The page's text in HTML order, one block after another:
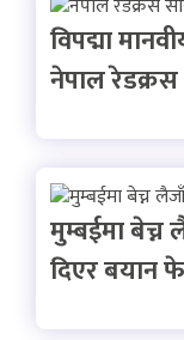
विपद्मा
नेपाल
मुम्बईमा
दिएर बयान